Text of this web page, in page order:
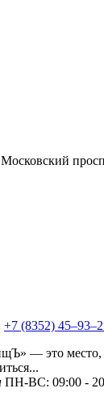
+7 (8352)
— это место,
ПН-ВС: 09:00 -